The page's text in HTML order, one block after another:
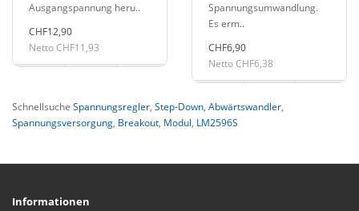
Ausgangspannung heru..
CHF12,90
Netto CHF11,93
Spannungsumwandlung.
Es erm..
CHF6,90
Netto CHF6,38
Schnellsuche Spannungsregler, Step-Down, Abwärtswandler,
Spannungsversorgung, Breakout, Modul, LM2596S
Informationen